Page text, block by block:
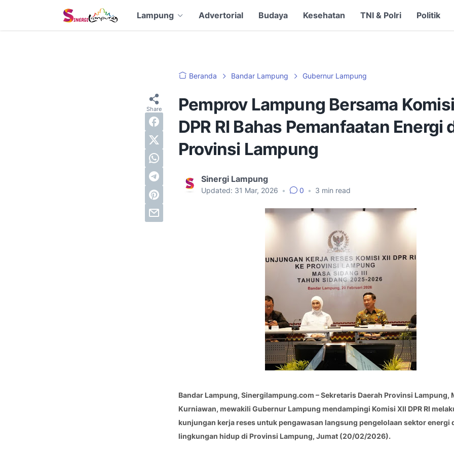
Lampung Advertorial Budaya Kesehatan TNI & Polri Politik
Beranda Bandar Lampung Gubernur Lampung
Pemprov Lampung Bersama
DPR RI Bahas Pemanfaatan Energi
Provinsi Lampung
Sinergi Lampung
Updated: 31 Mar, 2026 • 0 • 3 min read
Bandar Lampung, Sinergilampung.com – Sekretaris Daerah Provinsi Lampung,
Kurniawan, mewakili Gubernur Lampung mendampingi Komisi XII DPR RI
kunjungan kerja reses untuk pengawasan langsung pengelolaan sektor energi
lingkungan hidup di Provinsi Lampung, Jumat (20/02/2026).